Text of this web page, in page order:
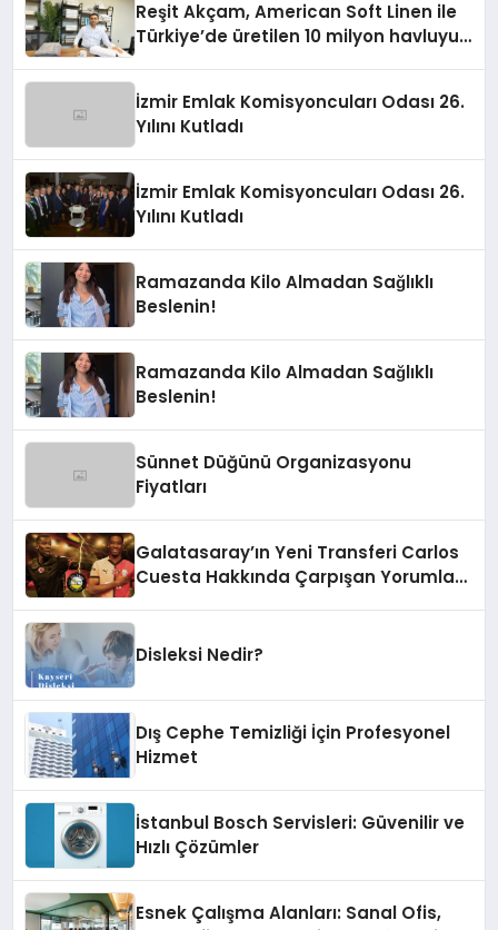
Reşit Akçam, American Soft Linen ile
Türkiye’de üretilen 10 milyon havluyu
İzmir Emlak Komisyoncuları Odası 26.
Yılını Kutladı
İzmir Emlak Komisyoncuları Odası 26.
Yılını Kutladı
Ramazanda Kilo Almadan Sağlıklı
Beslenin!
Ramazanda Kilo Almadan Sağlıklı
Beslenin!
Sünnet Düğünü Organizasyonu
Fiyatları
Galatasaray’ın Yeni Transferi Carlos
Cuesta Hakkında Çarpışan Yorumlar:
Disleksi Nedir?
Dış Cephe Temizliği İçin Profesyonel
Hizmet
İstanbul Bosch Servisleri: Güvenilir ve
Hızlı Çözümler
Esnek Çalışma Alanları: Sanal Ofis,